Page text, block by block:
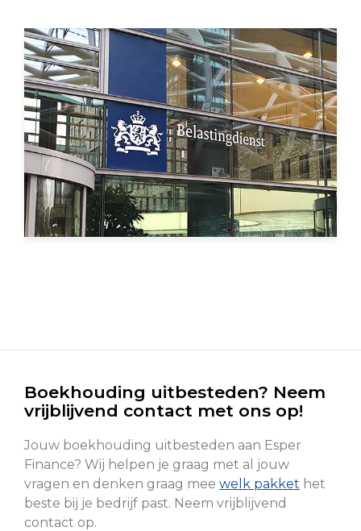
Boekhouding uitbesteden? Neem
vrijblijvend contact met ons op!
Jouw boekhouding uitbesteden aan Esper
Finance? Wij helpen je graag met al jouw
vragen en denken graag mee welk pakket het
beste bij je bedrijf past. Neem vrijblijvend
contact op.